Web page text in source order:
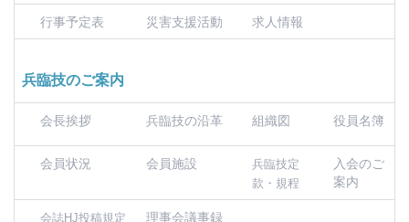
行事予定表 災害支援活動 求人情報
兵臨技のご案内
会長挨拶 兵臨技の沿革 組織図 役員名簿
会員状況 会員施設
兵臨技定
款・規程
入会のご
案内
会誌HJ投稿規定 理事会議事録